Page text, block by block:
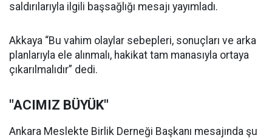
saldırılarıyla ilgili başsağlığı mesajı yayımladı.
Akkaya “Bu vahim olaylar sebepleri, sonuçları ve arka
planlarıyla ele alınmalı, hakikat tam manasıyla ortaya
çıkarılmalıdır” dedi.
"ACIMIZ BÜYÜK"
Ankara Meslekte Birlik Derneği Başkanı mesajında şu